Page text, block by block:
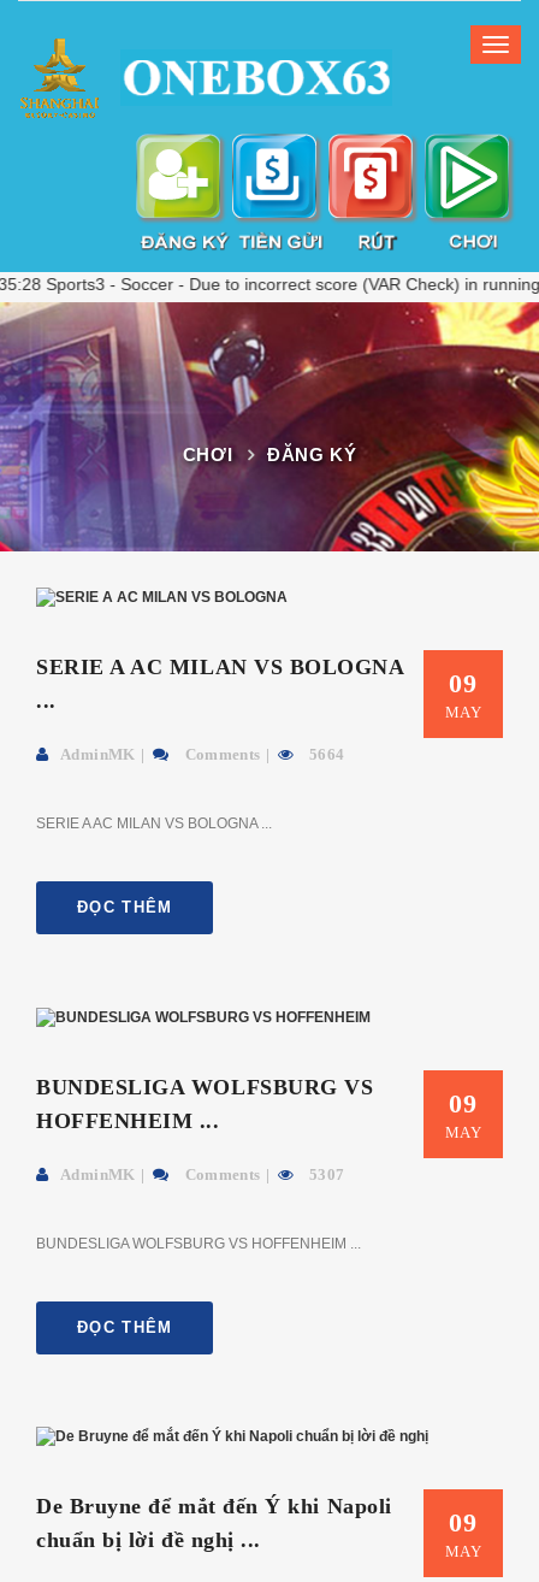
- Due to incorrect score (VAR Check) in running ball on
CHƠI ĐĂNG KÝ
09
MAY
SERIE A AC MILAN VS BOLOGNA
...
AdminMK Comments 5664
SERIE A AC MILAN VS BOLOGNA ...
ĐỌC THÊM
09
MAY
BUNDESLIGA WOLFSBURG VS
HOFFENHEIM ...
AdminMK Comments 5307
BUNDESLIGA WOLFSBURG VS HOFFENHEIM ...
ĐỌC THÊM
09
MAY
De Bruyne để mắt đến Ý khi Napoli
chuẩn bị lời đề nghị ...